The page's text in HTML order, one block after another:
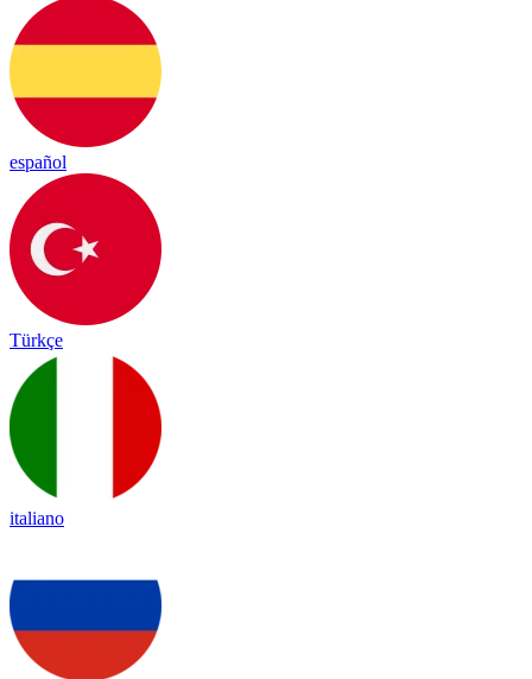
español
Türkçe
italiano